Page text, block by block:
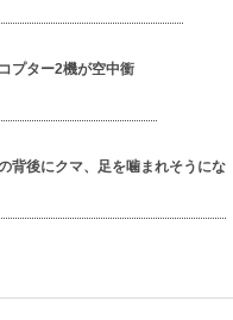
プター2機が空中衝
背後にクマ、足を噛まれそうにな